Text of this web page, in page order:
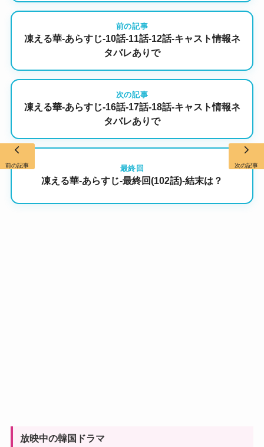
前の記事
凍える華-あらすじ-10話-11話-12話-キャスト情報ネ
タバレありで
次の記事
凍える華-あらすじ-16話-17話-18話-キャスト情報ネ
タバレありで
最終回
凍える華-あらすじ-最終回(102話)-結末は？
放映中の韓国ドラマ
前の記事 次の記事